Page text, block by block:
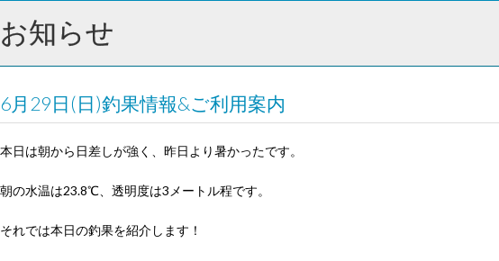
お知らせ
6月29日(日)釣果情報&ご利用案内
本日は朝から日差しが強く、昨日より暑かったです。
朝の水温は23.8℃、透明度は3メートル程です。
それでは本日の釣果を紹介します！